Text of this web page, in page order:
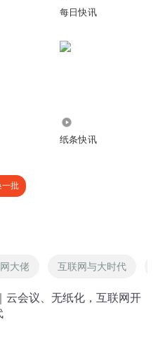
透明问题；以闲鱼为代表的
二次流通，试图满足消费者
打通直播间和商城。二手电
会议上被提及，3月国务院
，华泰证券认为得益于社会
商平台在一站式换新和一体
求带来的二手商品供给有望
应在需求侧对用户心智的建
每日快讯
纸条快讯
一批
大佬 互联网与大时代
云会议、无纸化，互联网开